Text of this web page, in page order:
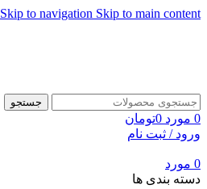
Skip to navigation Skip to main content
جستجو
0 مورد 0تومان
ورود / ثبت نام
0 مورد
دسته بندی ها